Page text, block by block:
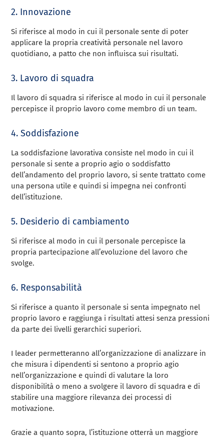
2. Innovazione
Si riferisce al modo in cui il personale sente di poter
applicare la propria creatività personale nel lavoro
quotidiano, a patto che non influisca sui risultati.
3. Lavoro di squadra
Il lavoro di squadra si riferisce al modo in cui il personale
percepisce il proprio lavoro come membro di un team.
4. Soddisfazione
La soddisfazione lavorativa consiste nel modo in cui il
personale si sente a proprio agio o soddisfatto
dell’andamento del proprio lavoro, si sente trattato come
una persona utile e quindi si impegna nei confronti
dell’istituzione.
5. Desiderio di cambiamento
Si riferisce al modo in cui il personale percepisce la
propria partecipazione all’evoluzione del lavoro che
svolge.
6. Responsabilità
Si riferisce a quanto il personale si senta impegnato nel
proprio lavoro e raggiunga i risultati attesi senza pressioni
da parte dei livelli gerarchici superiori.
I leader permetteranno all’organizzazione di analizzare in
che misura i dipendenti si sentono a proprio agio
nell’organizzazione e quindi di valutare la loro
disponibilità o meno a svolgere il lavoro di squadra e di
stabilire una maggiore rilevanza dei processi di
motivazione.
Grazie a quanto sopra, l’istituzione otterrà un maggiore